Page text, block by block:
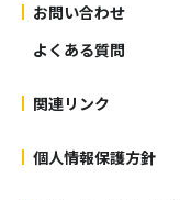
お問い合わせ
よくある質問
関連リンク
個人情報保護方針